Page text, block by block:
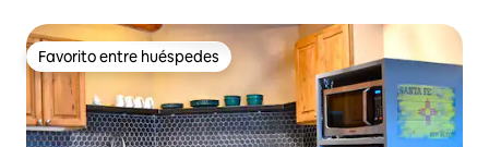
Favorito entre huéspedes
Favorito entre huéspedes